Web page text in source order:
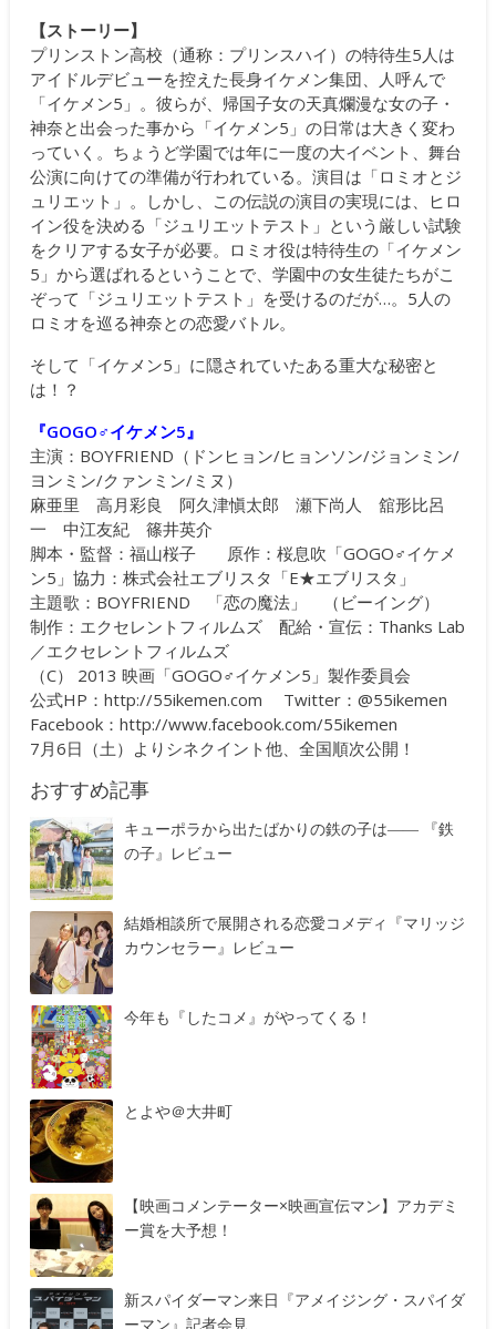
【ストーリー】
プリンストン高校（通称：プリンスハイ）の特待生5人は
アイドルデビューを控えた長身イケメン集団、人呼んで
「イケメン5」。彼らが、帰国子女の天真爛漫な女の子・
神奈と出会った事から「イケメン5」の日常は大きく変わ
っていく。ちょうど学園では年に一度の大イベント、舞台
公演に向けての準備が行われている。演目は「ロミオとジ
ュリエット」。しかし、この伝説の演目の実現には、ヒロ
イン役を決める「ジュリエットテスト」という厳しい試験
をクリアする女子が必要。ロミオ役は特待生の「イケメン
5」から選ばれるということで、学園中の女生徒たちがこ
ぞって「ジュリエットテスト」を受けるのだが…。5人の
ロミオを巡る神奈との恋愛バトル。
そして「イケメン5」に隠されていたある重大な秘密と
は！？
『GOGO♂イケメン5』
主演：BOYFRIEND（ドンヒョン/ヒョンソン/ジョンミン/
ヨンミン/クァンミン/ミヌ）
麻亜里 高月彩良 阿久津愼太郎 瀬下尚人 舘形比呂
一 中江友紀 篠井英介
脚本・監督：福山桜子 原作：桜息吹「GOGO♂イケメ
ン5」協力：株式会社エブリスタ「E★エブリスタ」
主題歌：BOYFRIEND 「恋の魔法」 （ビーイング）
制作：エクセレントフィルムズ 配給・宣伝：Thanks Lab
／エクセレントフィルムズ
（C） 2013 映画「GOGO♂イケメン5」製作委員会
公式HP：http://55ikemen.com Twitter：@55ikemen
Facebook：http://www.facebook.com/55ikemen
7月6日（土）よりシネクイント他、全国順次公開！
おすすめ記事
キューポラから出たばかりの鉄の子は―― 『鉄
の子』レビュー
結婚相談所で展開される恋愛コメディ『マリッジ
カウンセラー』レビュー
今年も『したコメ』がやってくる！
とよや＠大井町
【映画コメンテーター×映画宣伝マン】アカデミ
ー賞を大予想！
新スパイダーマン来日『アメイジング・スパイダ
ーマン』記者会見